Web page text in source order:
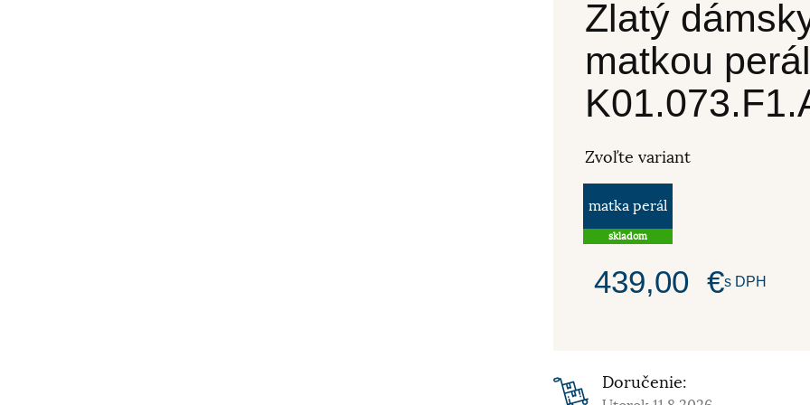
Zlatý
matkou
Zvoľte variant
matka perál
skladom
439,00 €s DPH
Doručenie: